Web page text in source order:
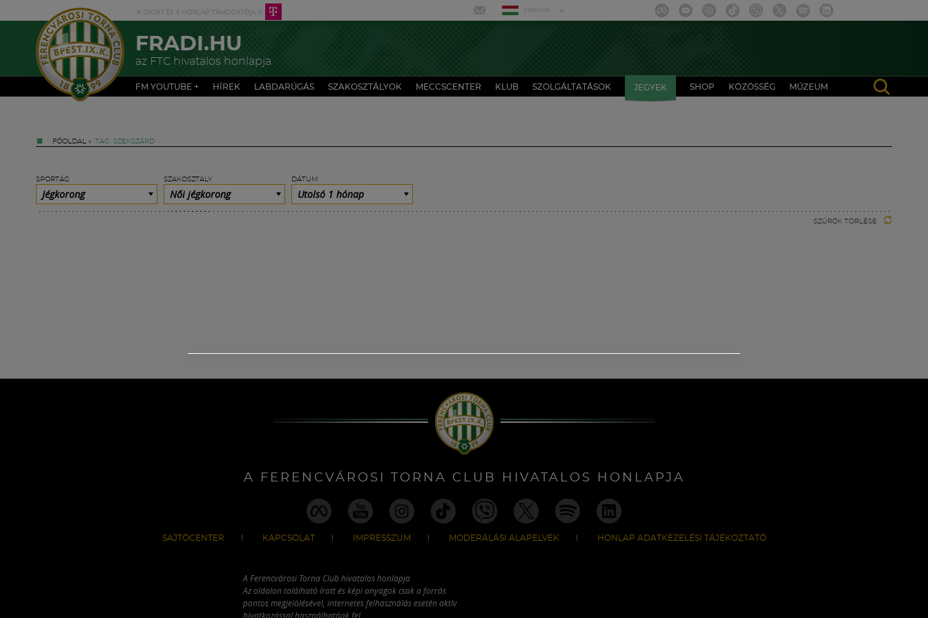
MAGYAR
FRADI.HU
az FTC hivatalos honlapja
FM YOUTUBE + HÍREK LABDARÚGÁS SZAKOSZTÁLYOK MECCSCENTER KLUB SZOLGÁLTATÁSOK JEGYEK SHOP KÖZÖSSÉG MÚZEUM
FŐOLDAL » TAG: SZEKSZÁRD
SPORTÁG
Jégkorong
SZAKOSZTÁLY
Női jégkorong
DÁTUM
Utolsó 1 hónap
SZŰRŐK TÖRLÉSE
A FERENCVÁROSI TORNA CLUB HIVATALOS HONLAPJA
SAJTÓCENTER KAPCSOLAT IMPRESSZUM MODERÁLÁSI ALAPELVEK HONLAP ADATKEZELÉSI TÁJÉKOZTATÓ
A Ferencvárosi Torna Club hivatalos honlapja
Az oldalon található írott és képi anyagok csak a forrás
pontos megjelölésével, internetes felhasználás esetén aktív
hivatkozással használhatóak fel.